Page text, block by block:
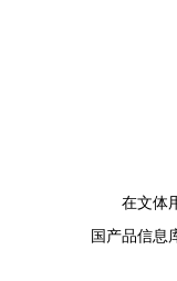
在文体
国产品信息